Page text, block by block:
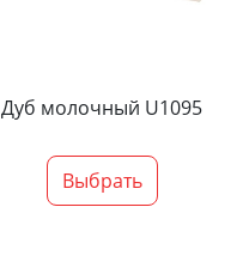
Дуб молочный U1095
Выбрать